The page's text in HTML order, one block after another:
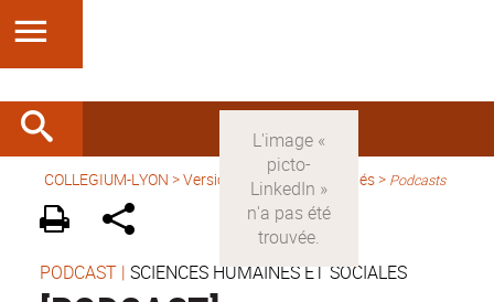
COLLEGIUM-LYON >Version française> Activités> Podcasts
PODCAST | SCIENCES HUMAINES ET SOCIALES